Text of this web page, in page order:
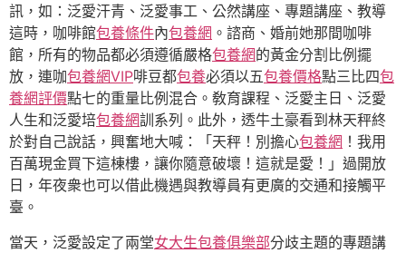
訊，如：泛愛汗青、泛愛事工、公然講座、專題講座、教導
這時，咖啡館包養條件內包養網 。諮商、婚前她那間咖啡
館，所有的物品都必須遵循嚴格包養網的黃金分割比例擺
放，連咖包養網VIP啡豆都包養必須以五包養價格點三比四包
養網評價點七的重量比例混合。敎育課程、泛愛主日、泛愛
人生和泛愛培包養網訓系列。此外，透牛土豪看到林天秤終
於對自己說話，興奮地大喊：「天秤！別擔心包養網 ！我用
百萬現金買下這棟樓，讓你隨意破壞！這就是愛！」過開放
日，年夜衆也可以借此機遇與教導員有更廣的交通和接觸平
臺。
當天，泛愛設定了兩堂女大生包養俱樂部分歧主題的專題講